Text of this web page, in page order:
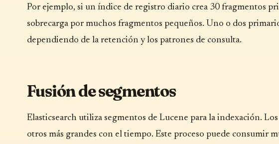
Por ejemplo, si un índice de registro diario crea 30 fragmentos
sobrecarga por muchos fragmentos pequeños. Uno o dos
dependiendo de la retención y los patrones de consulta.
Fusión de segmentos
Elasticsearch utiliza segmentos de Lucene para la indexación.
otros más grandes con el tiempo. Este proceso puede consumir